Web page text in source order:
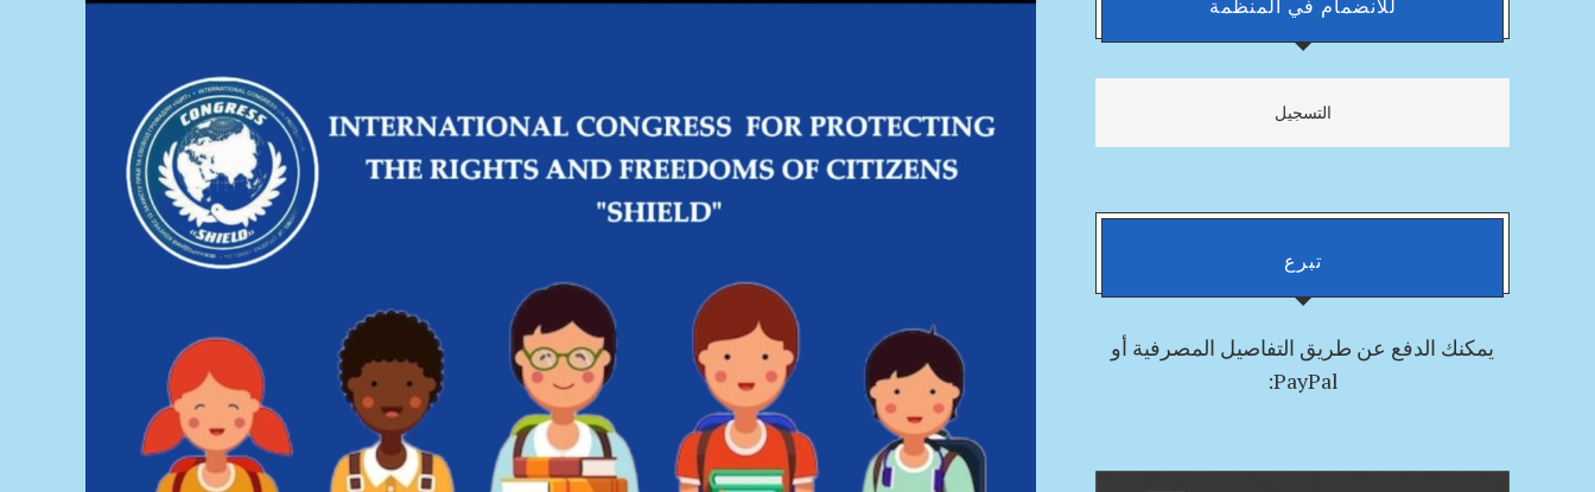
للانضمام في المنظمة
التسجيل
تبرع
يمكنك الدفع عن طريق التفاصيل المصرفية أو
PayPal: